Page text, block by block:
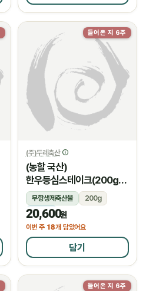
들어온 지 6주
(주)두레축산
(농할 국산)
한우등심스테이크(200g/
암소)
무항생제축산물
200g
냉장
20,600원
이번 주 18개 담았어요
담기
들어온 지 6주